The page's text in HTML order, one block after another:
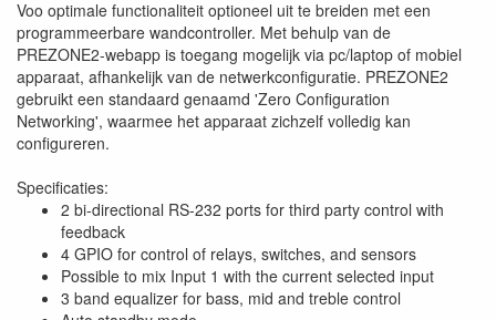
Voo optimale functionaliteit optioneel uit te breiden met een
programmeerbare wandcontroller. Met behulp van de
PREZONE2-webapp is toegang mogelijk via pc/laptop of mobiel
apparaat, afhankelijk van de netwerkconfiguratie. PREZONE2
gebruikt een standaard genaamd 'Zero Configuration
Networking', waarmee het apparaat zichzelf volledig kan
configureren.
Specificaties:
2 bi-directional RS-232 ports for third party control with
feedback
4 GPIO for control of relays, switches, and sensors
Possible to mix Input 1 with the current selected input
3 band equalizer for bass, mid and treble control